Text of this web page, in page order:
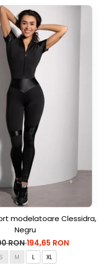
modelatoare Clessidra,
Negru
RON194,65 RON
S M L XL